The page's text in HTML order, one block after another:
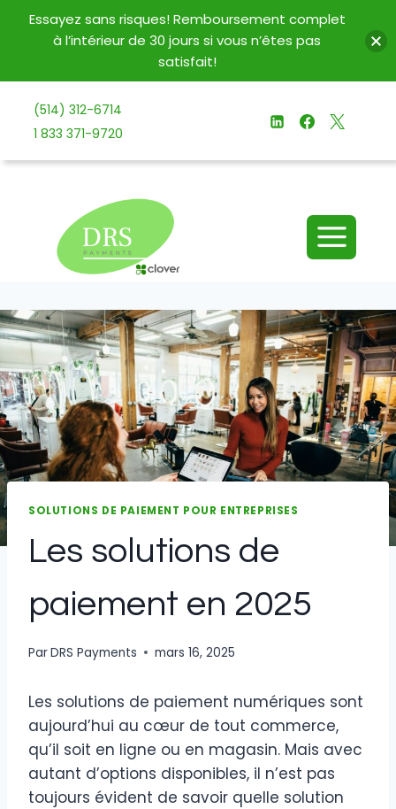
contenu
(514) 312-6714
1 833 371-9720
SOLUTIONS DE PAIEMENT POUR ENTREPRISES
Les solutions de
paiement en 2025
ParDRS Payments mars 16, 2025
Les solutions de paiement numériques sont
aujourd’hui au cœur de tout commerce,
qu’il soit en ligne ou en magasin. Mais avec
autant d’options disponibles, il n’est pas
toujours évident de savoir quelle solution
Essayez sans risques! Remboursement complet
à l’intérieur de 30 jours si vous n’êtes pas
satisfait!